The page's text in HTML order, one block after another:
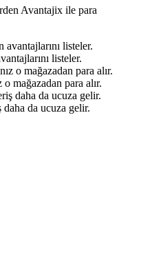
Avantajix ile para
listeler.
o mağazadan para alır.
daha da ucuza gelir.